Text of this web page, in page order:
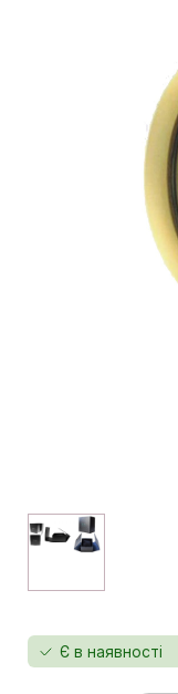
Є в наявності